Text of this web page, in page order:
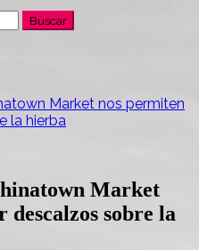
Market nos permiten
la hierba
Market
sobre la